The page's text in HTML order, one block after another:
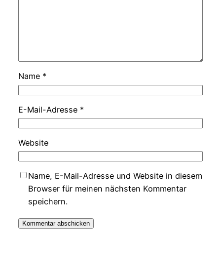
Name *
E-Mail-Adresse *
Website
Name, E-Mail-Adresse und Website in diesem
Browser für meinen nächsten Kommentar
speichern.